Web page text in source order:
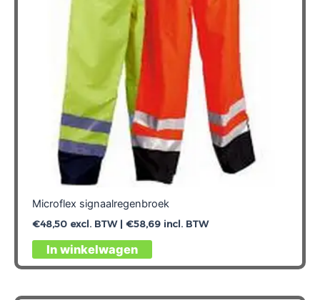
productpagina
Microflex signaalregenbroek
€48,50excl. BTW | €58,69incl. BTW
In winkelwagen
Dit
product
meerdere